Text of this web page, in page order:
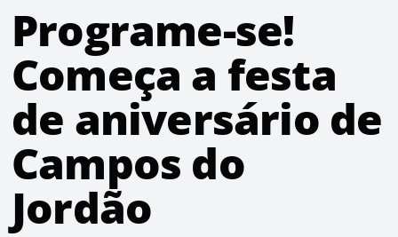
Programe-se!
Começa a festa
de aniversário de
Campos do
Jordão